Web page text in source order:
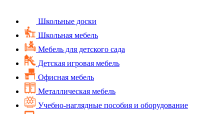
Школьные доски
Школьная мебель
Мебель для детского сада
Детская игровая мебель
Офисная мебель
Металлическая мебель
Учебно-наглядные пособия и оборудование